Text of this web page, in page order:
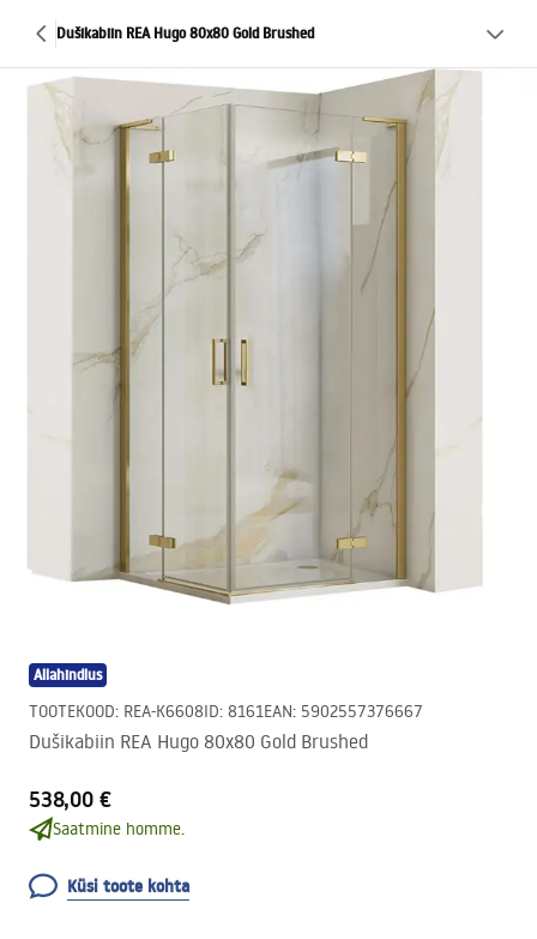
Dušikabiin REA Hugo 80x80 Gold Brushed
Allahindlus
TOOTEKOOD: REA-K6608ID: 8161EAN: 5902557376667
Dušikabiin REA Hugo 80x80 Gold Brushed
538,00 €
Saatmine homme.
Küsi toote kohta